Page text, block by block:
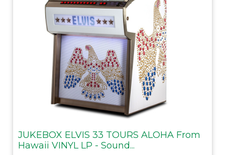
JUKEBOX ELVIS 33 TOURS ALOHA From
Hawaii VINYL LP - Sound...